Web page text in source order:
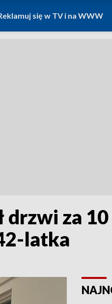
się w TV i na WWW
drzwi za
latka